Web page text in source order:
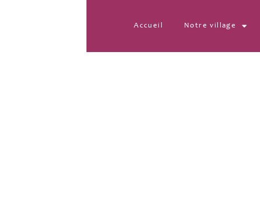
Accueil Notre village